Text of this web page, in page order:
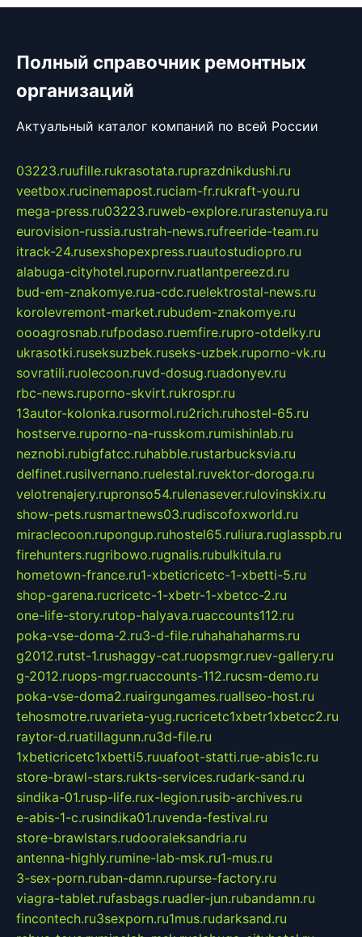
Полный справочник ремонтных
организаций
Актуальный каталог компаний по всей России
03223.ruufille.rukrasotata.ruprazdnikdushi.ru
veetbox.rucinemapost.ruciam-fr.rukraft-you.ru
mega-press.ru03223.ruweb-explore.rurastenuya.ru
eurovision-russia.rustrah-news.rufreeride-team.ru
itrack-24.rusexshopexpress.ruautostudiopro.ru
alabuga-cityhotel.rupornv.ruatlantpereezd.ru
bud-em-znakomye.rua-cdc.ruelektrostal-news.ru
korolevremont-market.rubudem-znakomye.ru
oooagrosnab.rufpodaso.ruemfire.rupro-otdelky.ru
ukrasotki.ruseksuzbek.ruseks-uzbek.ruporno-vk.ru
sovratili.ruolecoon.ruvd-dosug.ruadonyev.ru
rbc-news.ruporno-skvirt.rukrospr.ru
13autor-kolonka.rusormol.ru2rich.ruhostel-65.ru
hostserve.ruporno-na-russkom.rumishinlab.ru
neznobi.rubigfatcc.ruhabble.rustarbucksvia.ru
delfinet.rusilvernano.ruelestal.ruvektor-doroga.ru
velotrenajery.rupronso54.rulenasever.rulovinskix.ru
show-pets.rusmartnews03.rudiscofoxworld.ru
miraclecoon.rupongup.ruhostel65.ruliura.ruglasspb.ru
firehunters.rugribowo.rugnalis.rubulkitula.ru
hometown-france.ru1-xbeticricetc-1-xbetti-5.ru
shop-garena.rucricetc-1-xbetr-1-xbetcc-2.ru
one-life-story.rutop-halyava.ruaccounts112.ru
poka-vse-doma-2.ru3-d-file.ruhahahaharms.ru
g2012.rutst-1.rushaggy-cat.ruopsmgr.ruev-gallery.ru
g-2012.ruops-mgr.ruaccounts-112.rucsm-demo.ru
poka-vse-doma2.ruairgungames.ruallseo-host.ru
tehosmotre.ruvarieta-yug.rucricetc1xbetr1xbetcc2.ru
raytor-d.ruatillagunn.ru3d-file.ru
1xbeticricetc1xbetti5.ruuafoot-statti.rue-abis1c.ru
store-brawl-stars.rukts-services.rudark-sand.ru
sindika-01.rusp-life.rux-legion.rusib-archives.ru
e-abis-1-c.rusindika01.ruvenda-festival.ru
store-brawlstars.rudooraleksandria.ru
antenna-highly.rumine-lab-msk.ru1-mus.ru
3-sex-porn.ruban-damn.rupurse-factory.ru
viagra-tablet.rufasbags.ruadler-jun.rubandamn.ru
fincontech.ru3sexporn.ru1mus.rudarksand.ru